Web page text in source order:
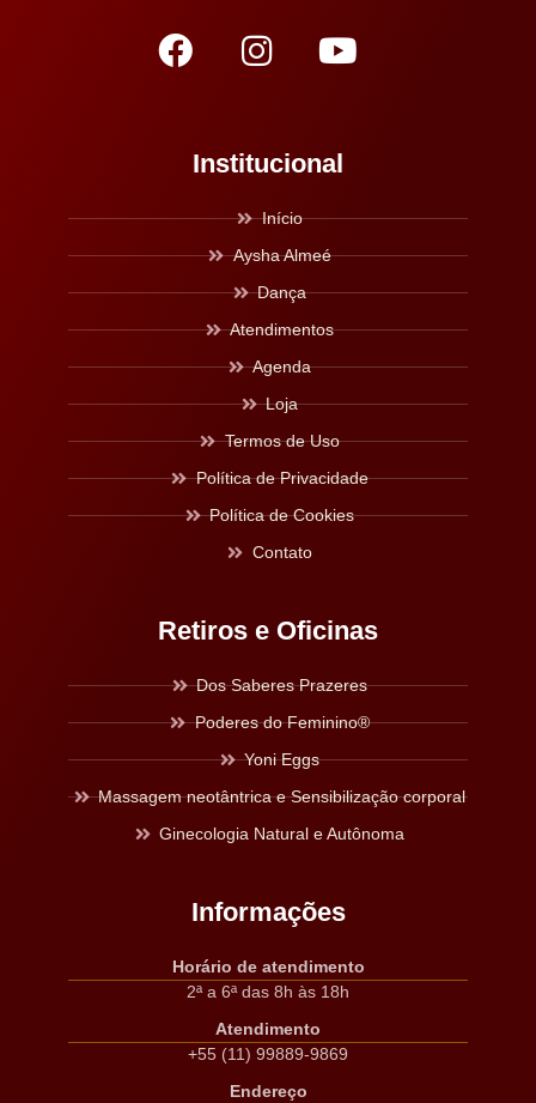
Institucional
Início
Aysha Almeé
Dança
Atendimentos
Agenda
Loja
Termos de Uso
Política de Privacidade
Política de Cookies
Contato
Retiros e Oficinas
Dos Saberes Prazeres
Poderes do Feminino®
Yoni Eggs
Massagem neotântrica e Sensibilização corporal
Ginecologia Natural e Autônoma
Informações
Horário de atendimento
2ª a 6ª das 8h às 18h
Atendimento
+55 (11) 99889-9869
Endereço